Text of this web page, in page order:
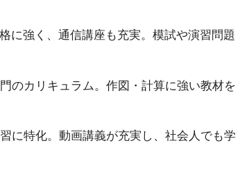
に強く、通信講座も充実。模試や演習問題
のカリキュラム。作図・計算に強い教材を
に特化。動画講義が充実し、社会人でも学